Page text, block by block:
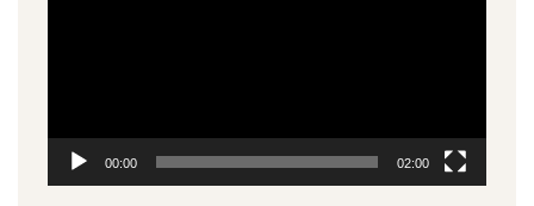
00:00 02:00